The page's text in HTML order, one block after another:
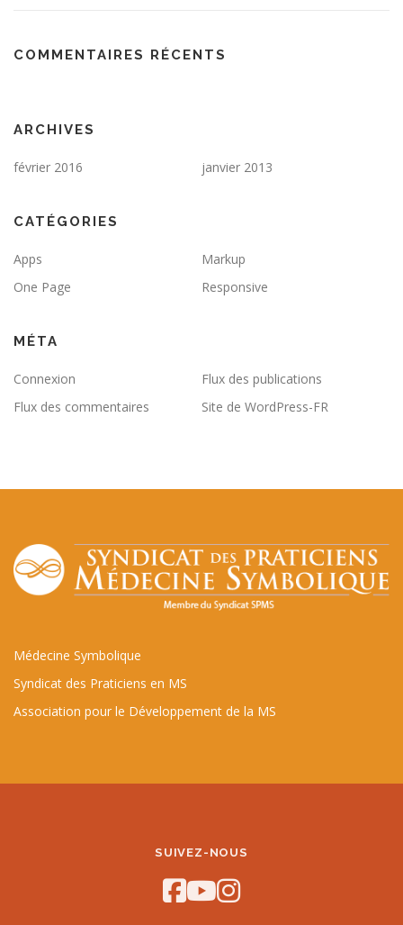
COMMENTAIRES RÉCENTS
ARCHIVES
février 2016 janvier 2013
CATÉGORIES
Apps
Markup
One Page
Responsive
MÉTA
Connexion
Flux des publications
Flux des commentaires
Site de WordPress-FR
Médecine Symbolique
Syndicat des Praticiens en MS
Association pour le Développement de la MS
SUIVEZ-NOUS